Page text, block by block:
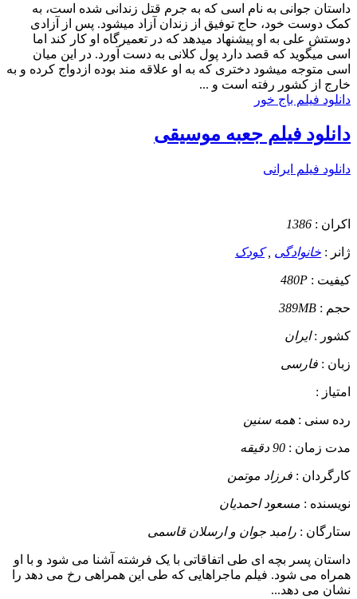
داستان جوانی به نام اسی که به جرم قتل زندانی شده است، به
کمک دوست خود، حاج توفیق از زندان آزاد میشود. پس از آزادی
دوستش علی به او پیشنهاد میدهد که در تعمیرگاه او کار کند اما
اسی میگوید که قصد دارد پول کلانی به دست آورد. در این میان
اسی متوجه میشود دختری که به او علاقه مند بوده ازدواج کرده و به
خارج از کشور رفته است و ...
دانلود فیلم باج خور
دانلود فیلم جعبه موسیقی
دانلود فیلم ایرانی
اکران : 1386
ژانر : خانوادگی ,کودک
کیفیت : 480P
حجم : 389MB
کشور :ایران
زبان : فارسی
امتیاز :
رده سنی : همه سنین
مدت زمان : 90 دقیقه
کارگردان : فرزاد موتمن
نویسنده : مسعود احمدیان
ستارگان : رامبد جوان و ارسلان قاسمی
داستان پسر بچه ای طی اتفاقاتی با یک فرشته آشنا می شود و با او
همراه می شود. فیلم ماجراهایی که طی این همراهی رخ می دهد را
نشان می دهد...